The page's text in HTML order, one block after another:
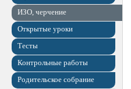
ИЗО, черчение
Открытые уроки
Тесты
Контрольные работы
Родительское собрание